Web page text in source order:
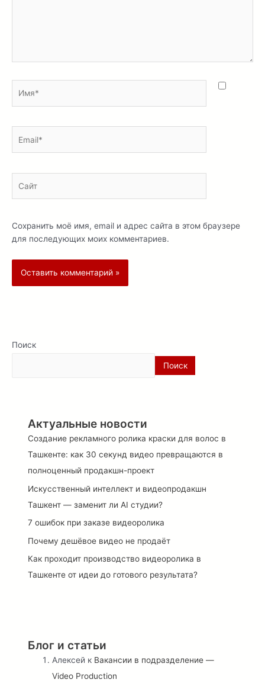
Сохранить моё имя, email и адрес сайта в этом браузере
для последующих моих комментариев.
Поиск
Поиск
Актуальные новости
Создание рекламного ролика краски для волос в
Ташкенте: как 30 секунд видео превращаются в
полноценный продакшн-проект
Искусственный интеллект и видеопродакшн
Ташкент — заменит ли AI студии?
7 ошибок при заказе видеоролика
Почему дешёвое видео не продаёт
Как проходит производство видеоролика в
Ташкенте от идеи до готового результата?
Блог и статьи
Алексей к Вакансии в подразделение —
Video Production